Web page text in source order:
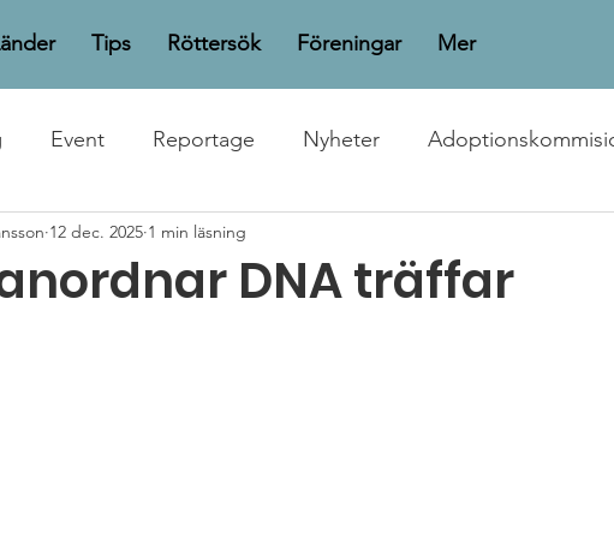
Tips Röttersök Föreningar Mer
Event Reportage Nyheter
DNA träffar
12 dec. 2025 1 min läsning